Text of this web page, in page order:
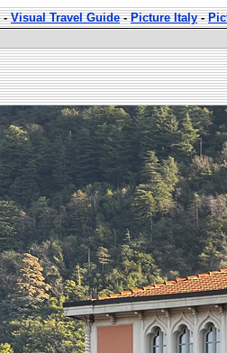
-Visual Travel Guide-Picture Italy-